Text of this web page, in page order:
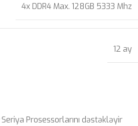
Prosessorlarını dəstəkləyir
4x DDR4 Max. 128GB 5333 Mhz
12 ay